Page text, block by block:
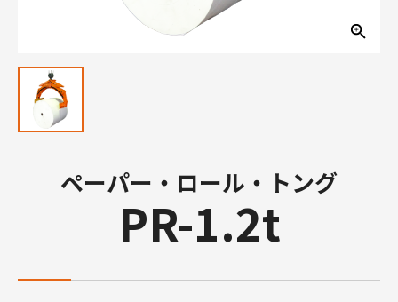
ペーパー・ロール・トング
PR-1.2t